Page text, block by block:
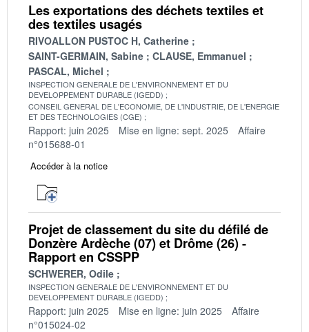
Les exportations des déchets textiles et
des textiles usagés
RIVOALLON PUSTOC H, Catherine
SAINT-GERMAIN, Sabine
CLAUSE, Emmanuel
PASCAL, Michel
INSPECTION GENERALE DE L'ENVIRONNEMENT ET DU
DEVELOPPEMENT DURABLE (IGEDD)
CONSEIL GENERAL DE L'ECONOMIE, DE L'INDUSTRIE, DE L'ENERGIE
ET DES TECHNOLOGIES (CGE)
Rapport: juin 2025 Mise en ligne: sept. 2025
Affaire
n°015688-01
Accéder à la notice
Projet de classement du site du défilé de
Donzère Ardèche (07) et Drôme (26) -
Rapport en CSSPP
SCHWERER, Odile
INSPECTION GENERALE DE L'ENVIRONNEMENT ET DU
DEVELOPPEMENT DURABLE (IGEDD)
Rapport: juin 2025 Mise en ligne: juin 2025
Affaire
n°015024-02